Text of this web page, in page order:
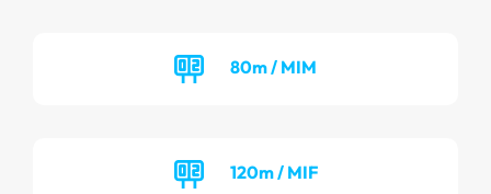
80m / MIM
120m / MIF